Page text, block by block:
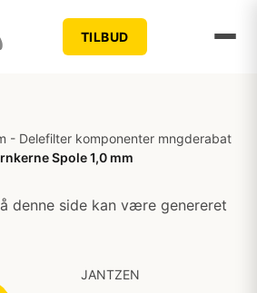
TILBUD
- Delefilter komponenter mngderabat
Spole 1,0 mm
denne side kan være genereret
JANTZEN